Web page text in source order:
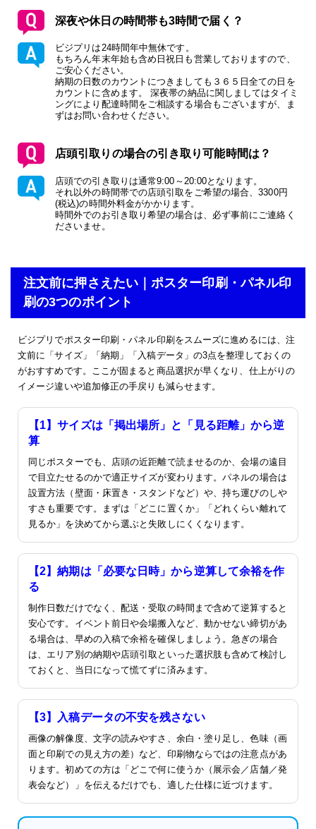
深夜や休日の時間帯も3時間で届く？
ビジプリは24時間年中無休です。
もちろん年末年始も含め日祝日も営業しておりますので、
ご安心ください。
納期の日数のカウントにつきましても３６５日全ての日を
カウントに含めます。 深夜帯の納品に関しましてはタイミ
ングにより配達時間をご相談する場合もございますが、ま
ずはお問い合わせください。
店頭引取りの場合の引き取り可能時間は？
店頭での引き取りは通常9:00～20:00となります。
それ以外の時間帯での店頭引取をご希望の場合、3300円
(税込)の時間外料金がかかります。
時間外でのお引き取り希望の場合は、必ず事前にご連絡く
ださいませ。
注文前に押さえたい｜ポスター印刷・パネル印
刷の3つのポイント
ビジプリでポスター印刷・パネル印刷をスムーズに進めるには、注
文前に「サイズ」「納期」「入稿データ」の3点を整理しておくの
がおすすめです。ここが固まると商品選択が早くなり、仕上がりの
イメージ違いや追加修正の手戻りも減らせます。
【1】サイズは「掲出場所」と「見る距離」から逆
算
同じポスターでも、店頭の近距離で読ませるのか、会場の遠目
で目立たせるのかで適正サイズが変わります。パネルの場合は
設置方法（壁面・床置き・スタンドなど）や、持ち運びのしや
すさも重要です。まずは「どこに置くか」「どれくらい離れて
見るか」を決めてから選ぶと失敗しにくくなります。
【2】納期は「必要な日時」から逆算して余裕を作
る
制作日数だけでなく、配送・受取の時間まで含めて逆算すると
安心です。イベント前日や会場搬入など、動かせない締切があ
る場合は、早めの入稿で余裕を確保しましょう。急ぎの場合
は、エリア別の納期や店頭引取といった選択肢も含めて検討し
ておくと、当日になって慌てずに済みます。
【3】入稿データの不安を残さない
画像の解像度、文字の読みやすさ、余白・塗り足し、色味（画
面と印刷での見え方の差）など、印刷物ならではの注意点があ
ります。初めての方は「どこで何に使うか（展示会／店舗／発
表会など）」を伝えるだけでも、適した仕様に近づけます。